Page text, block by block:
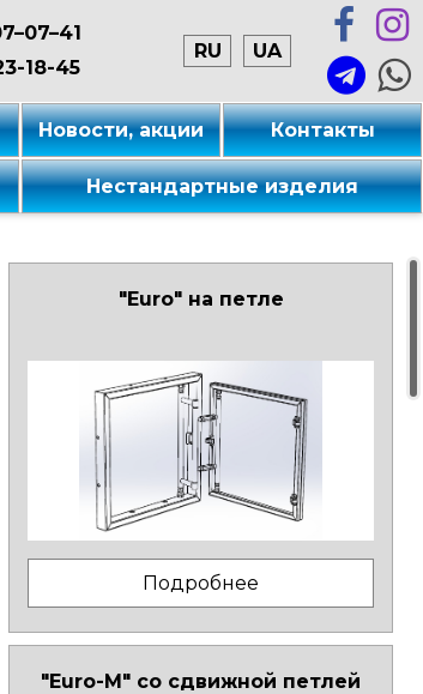
18-45
RU UA
Новости, акции Контакты
Нестандартные изделия
"Euro" на петле
Подробнее
"Euro-M" со сдвижной петлей